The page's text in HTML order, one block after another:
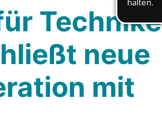
neue
mit